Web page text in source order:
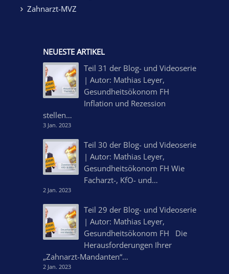
Zahnarzt-MVZ
NEUESTE ARTIKEL
Teil 31 der Blog- und Videoserie
| Autor: Mathias Leyer,
Gesundheitsökonom FH
Inflation und Rezession
stellen…
3 Jan. 2023
Teil 30 der Blog- und Videoserie
| Autor: Mathias Leyer,
Gesundheitsökonom FH Wie
Facharzt-, KfO- und…
2 Jan. 2023
Teil 29 der Blog- und Videoserie
| Autor: Mathias Leyer,
Gesundheitsökonom FH Die
Herausforderungen Ihrer
„Zahnarzt-Mandanten“…
2 Jan. 2023